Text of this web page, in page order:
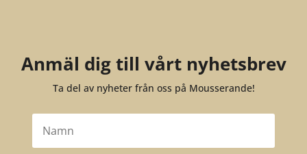
Anmäl dig till vårt nyhetsbrev
Ta del av nyheter från oss på Mousserande!